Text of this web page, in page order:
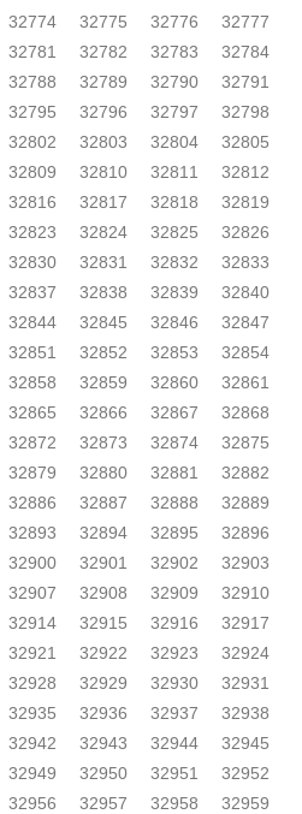
32774 32775 32776
32777
32781 32782 32783
32784
32788 32789 32790
32791
32795 32796 32797
32798
32802 32803 32804
32805
32809 32810 32811
32812
32816 32817 32818
32819
32823 32824 32825
32826
32830 32831 32832
32833
32837 32838 32839
32840
32844 32845 32846
32847
32851 32852 32853
32854
32858 32859 32860
32861
32865 32866 32867
32868
32872 32873 32874
32875
32879 32880 32881
32882
32886 32887 32888
32889
32893 32894 32895
32896
32900 32901 32902
32903
32907 32908 32909
32910
32914 32915 32916
32917
32921 32922 32923
32924
32928 32929 32930
32931
32935 32936 32937
32938
32942 32943 32944
32945
32949 32950 32951
32952
32956 32957 32958
32959